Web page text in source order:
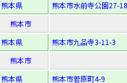
熊本県
熊本市水前寺公園27-18
熊本市
熊本県
熊本市九品寺3-11-3
熊本市
熊本県
熊本市菅原町4-9